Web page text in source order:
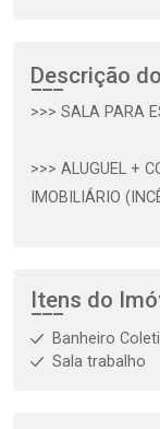
Descrição
>>> SALA PARA
>>> ALUGUEL +
IMOBILIÁRIO
Itens do
Banheiro
Sala trabalho